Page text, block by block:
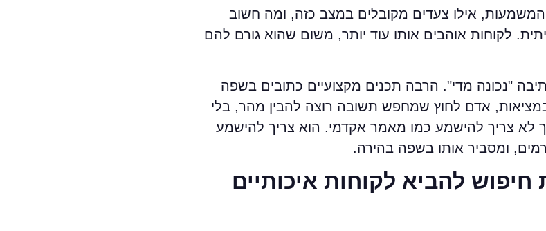
אילו צעדים מקובלים במצב כזה, ומה חשוב
לקוחות אוהבים אותו עוד יותר, משום שהוא גורם להם
"נכונה מדי". הרבה תכנים מקצועיים כתובים בשפה
אדם לחוץ שמחפש תשובה רוצה להבין מהר, בלי
לא צריך להישמע כמו מאמר אקדמי. הוא צריך להישמע
ומסביר אותו בשפה בהירה.
להביא לקוחות איכותיים